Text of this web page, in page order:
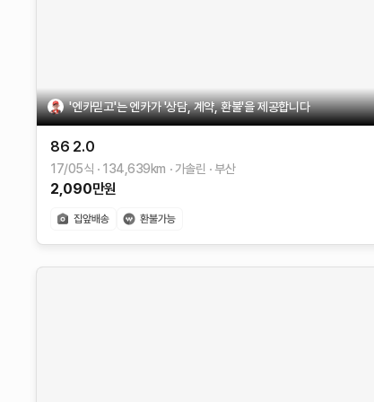
'엔카믿고'는 엔카가 '상담, 계약, 환불'을 제공합니다
86 2.0
17/05식 134,639km 가솔린 부산
2,090만원